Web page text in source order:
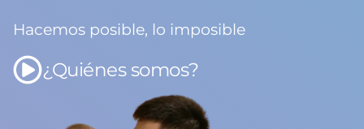
Hacemos posible, lo imposible
¿Quiénes somos?